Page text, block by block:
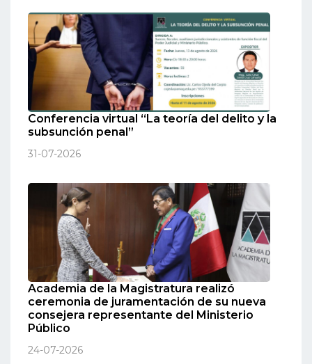
Conferencia virtual “La teoría del delito y la
subsunción penal”
31-07-2026
Academia de la Magistratura realizó
ceremonia de juramentación de su nueva
consejera representante del Ministerio
Público
24-07-2026